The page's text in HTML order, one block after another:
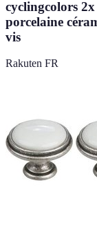
cyclingcolors
porcelaine
vis
Rakuten FR